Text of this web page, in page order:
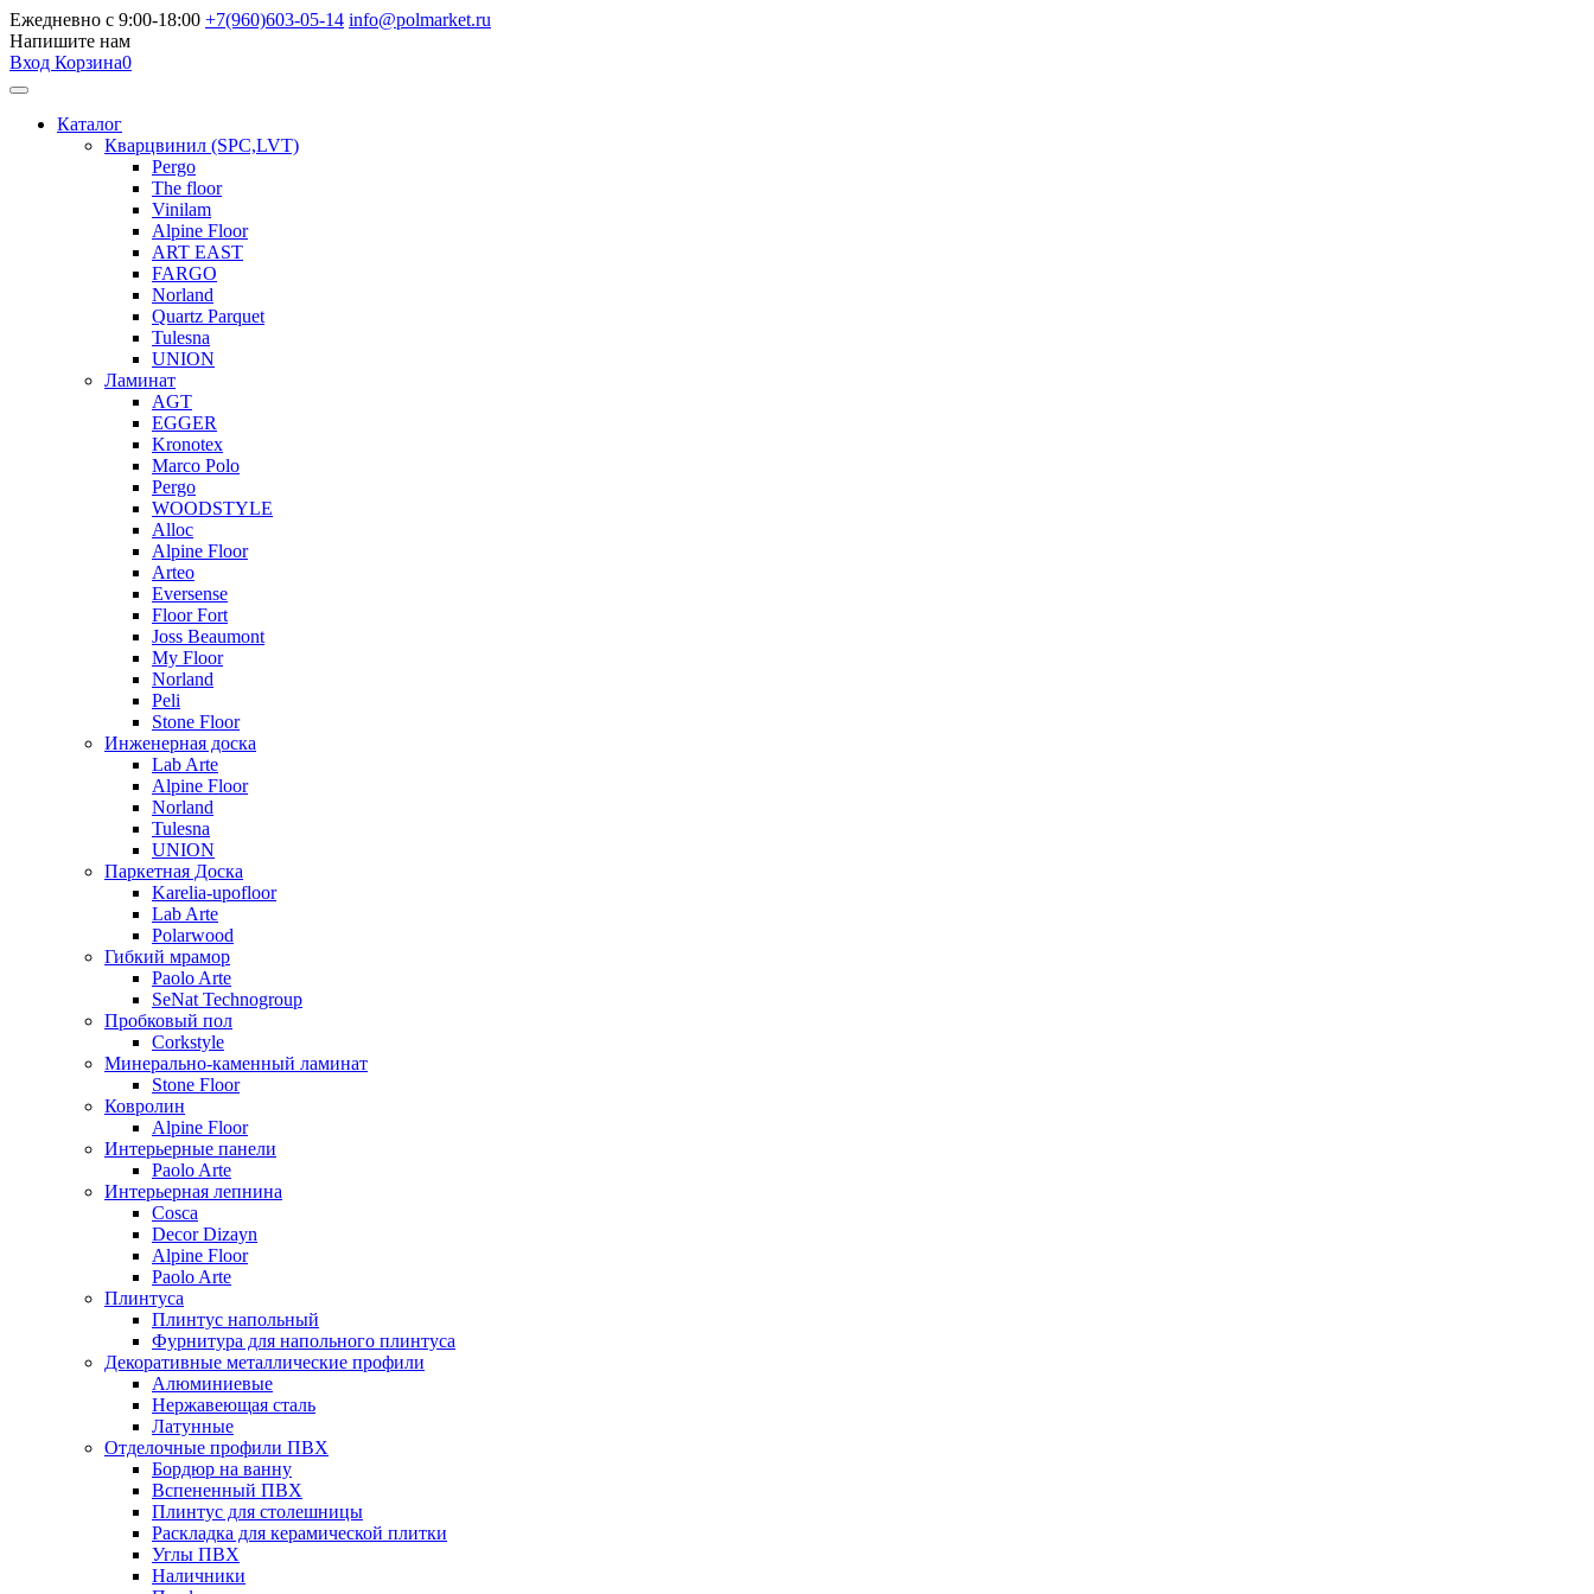
Ежедневно с 9:00-18:00 +7(960)603-05-14 info@polmarket.ru
Напишите нам
Вход Корзина0
Каталог
Кварцвинил (SPC,LVT)
Pergo
The floor
Vinilam
Alpine Floor
ART EAST
FARGO
Norland
Quartz Parquet
Tulesna
UNION
Ламинат
AGT
EGGER
Kronotex
Marco Polo
Pergo
WOODSTYLE
Alloc
Alpine Floor
Arteo
Eversense
Floor Fort
Joss Beaumont
My Floor
Norland
Peli
Stone Floor
Инженерная доска
Lab Arte
Alpine Floor
Norland
Tulesna
UNION
Паркетная Доска
Karelia-upofloor
Lab Arte
Polarwood
Гибкий мрамор
Paolo Arte
SeNat Technogroup
Пробковый пол
Corkstyle
Минерально-каменный ламинат
Stone Floor
Ковролин
Alpine Floor
Интерьерные панели
Paolo Arte
Интерьерная лепнина
Cosca
Decor Dizayn
Alpine Floor
Paolo Arte
Плинтуса
Плинтус напольный
Фурнитура для напольного плинтуса
Декоративные металлические профили
Алюминиевые
Нержавеющая сталь
Латунные
Отделочные профили ПВХ
Бордюр на ванну
Вспененный ПВХ
Плинтус для столешницы
Раскладка для керамической плитки
Углы ПВХ
Наличники